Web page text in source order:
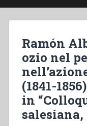
Ramón
ozio nel
(1841-
in
salesiana,